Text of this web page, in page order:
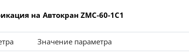
на Автокран ZМС-60-1С1
Значение параметра